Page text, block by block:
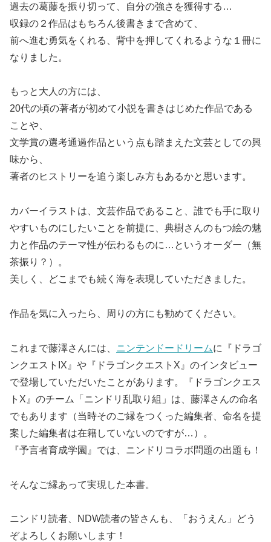
過去の葛藤を振り切って、自分の強さを獲得する…
収録の２作品はもちろん後書きまで含めて、
前へ進む勇気をくれる、背中を押してくれるような１冊に
なりました。
もっと大人の方には、
20代の頃の著者が初めて小説を書きはじめた作品である
ことや、
文学賞の選考通過作品という点も踏まえた文芸としての興
味から、
著者のヒストリーを追う楽しみ方もあるかと思います。
カバーイラストは、文芸作品であること、誰でも手に取り
やすいものにしたいことを前提に、典樹さんのもつ絵の魅
力と作品のテーマ性が伝わるものに…というオーダー（無
茶振り？）。
美しく、どこまでも続く海を表現していただきました。
作品を気に入ったら、周りの方にも勧めてください。
これまで藤澤さんには、 ニンテンドードリームに『ドラゴ
ンクエストIX』や『ドラゴンクエストX』のインタビュー
で登場していただいたことがあります。『ドラゴンクエス
トX』のチーム「ニンドリ乱取り組」は、藤澤さんの命名
でもあります（当時そのご縁をつくった編集者、命名を提
案した編集者は在籍していないのですが…）。
『予言者育成学園』では、ニンドリコラボ問題の出題も！
そんなご縁あって実現した本書。
ニンドリ読者、NDW読者の皆さんも、「おうえん」どう
ぞよろしくお願いします！